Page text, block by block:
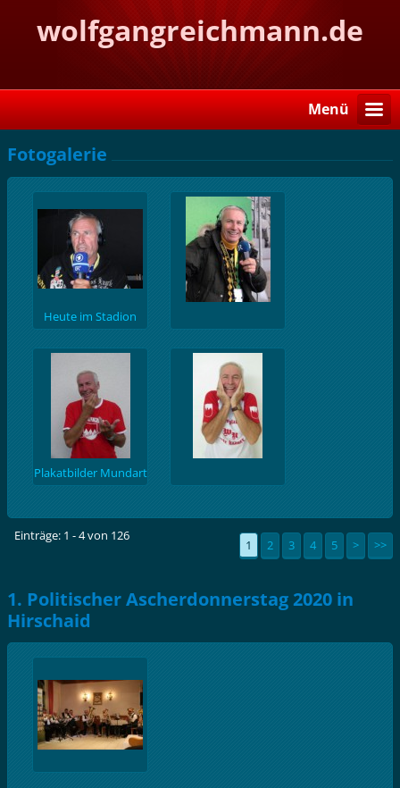
wolfgangreichmann.de
Menü
Fotogalerie
Heute im Stadion
Plakatbilder Mundart
Einträge: 1 - 4 von 126
1 2 3 4 5 > >>
1. Politischer Ascherdonnerstag 2020 in
Hirschaid